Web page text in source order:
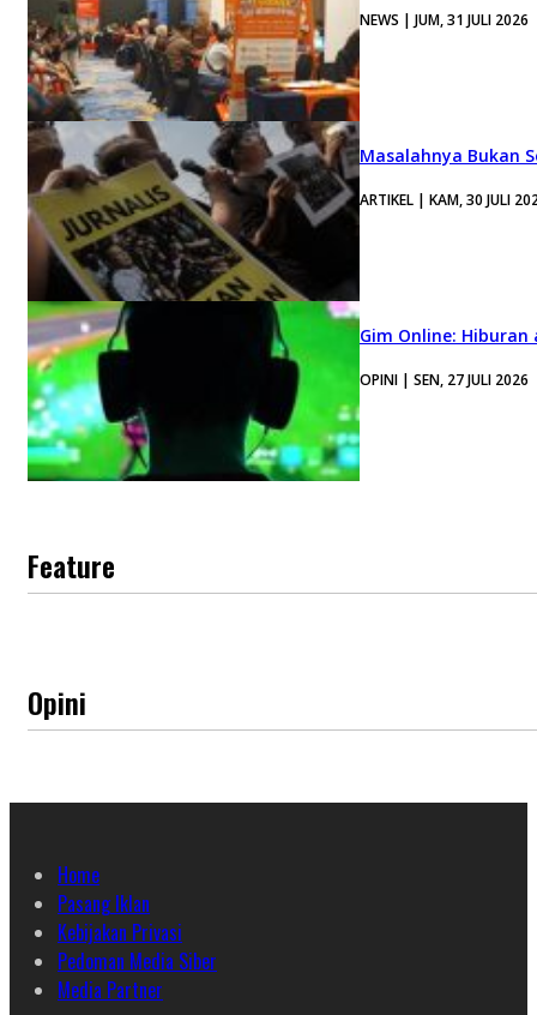
NEWS | JUM, 31 JULI 2026
Masalahnya Bukan
ARTIKEL | KAM, 30 JULI
Gim Online:
OPINI | SEN, 27 JULI 2026
Feature
Opini
Home
Pasang Iklan
Kebijakan Privasi
Pedoman Media Siber
Media Partner